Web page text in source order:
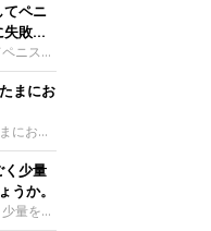
てペニ
敗し
ニスが
のでし
精子が
ペニス
せん。
分がよ
あるよ
修／ね
まにお
にお腹
様の愛
鳴って
運動と
門のほ
く少量
うか。
量を3